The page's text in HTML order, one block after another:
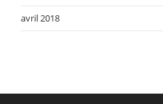
avril 2018